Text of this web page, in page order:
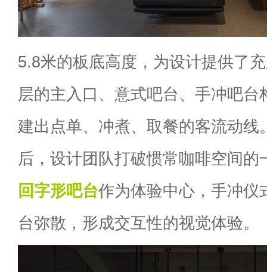
5.8米的板底高度，为设计提供了
层的主入口、意式吧台、手冲吧台
建出点单、冲煮、取餐的客流动线
后，设计团队打破惯常咖啡空间的
回字形吧台作为体验中心，手冲仪
台弥散，形成交互性的视觉体验。